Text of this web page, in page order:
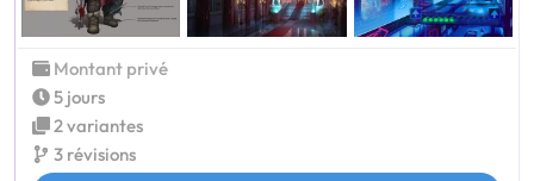
Montant privé
5 jours
2 variantes
3 révisions